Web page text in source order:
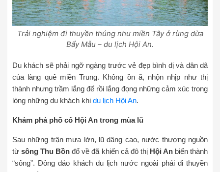
Trải nghiệm đi thuyền thúng như miền Tây ở rừng dừa
Bẩy Mẫu – du lịch Hội An.
Du khách sẽ phải ngỡ ngàng trước vẻ đẹp bình dị và dân dã
của làng quê miền Trung. Không ồn ã, nhộn nhịp như thị
thành nhưng trầm lắng để rồi lắng đọng những cảm xúc trong
lòng những du khách khi du lịch Hội An.
Khám phá phố cổ Hội An trong mùa lũ
Sau những trận mưa lớn, lũ dâng cao, nước thượng nguồn
từsông Thu Bồn đổ về đã khiến cả đô thị Hội Anbiến thành
“sông”. Đông đảo khách du lịch nước ngoài phải đi thuyền